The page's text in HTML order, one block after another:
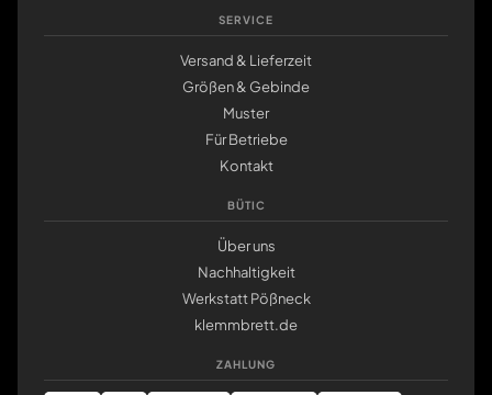
SERVICE
Versand & Lieferzeit
Größen & Gebinde
Muster
Für Betriebe
Kontakt
BÜTIC
Über uns
Nachhaltigkeit
Werkstatt Pößneck
klemmbrett.de
ZAHLUNG